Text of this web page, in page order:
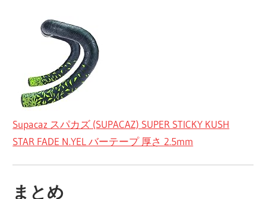
Supacaz スパカズ (SUPACAZ) SUPER STICKY KUSH
STAR FADE N.YEL バーテープ 厚さ 2.5mm
まとめ